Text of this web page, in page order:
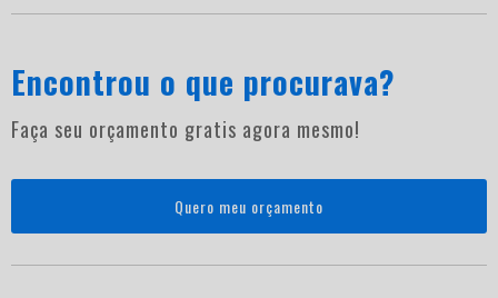
Encontrou o que procurava?
Faça seu orçamento gratis agora mesmo!
Quero meu orçamento